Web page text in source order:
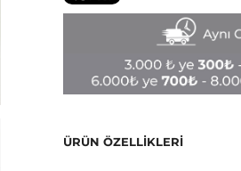
ÜRÜN ÖZELLIKLERI